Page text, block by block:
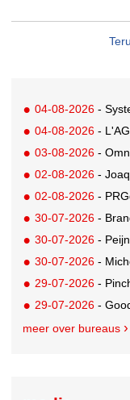
04-08-2026 - System1
04-08-2026 -
03-08-2026 -
02-08-2026 - Joaquin
02-08-2026 -
30-07-2026 - Brand
30-07-2026 -
30-07-2026 - Michel van
29-07-2026 -
29-07-2026 -
meer over bureaus